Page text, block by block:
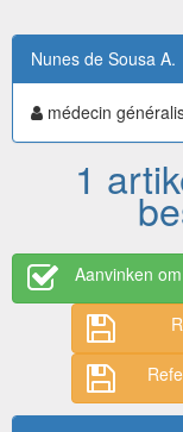
Nunes de Sousa A.
médecin
1
Aanvinken